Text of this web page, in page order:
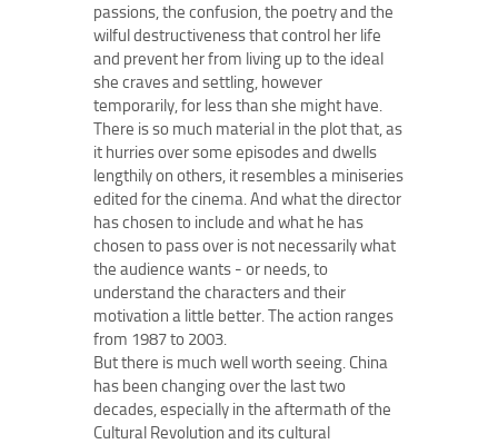
passions, the confusion, the poetry and the
wilful destructiveness that control her life
and prevent her from living up to the ideal
she craves and settling, however
temporarily, for less than she might have.
There is so much material in the plot that, as
it hurries over some episodes and dwells
lengthily on others, it resembles a miniseries
edited for the cinema. And what the director
has chosen to include and what he has
chosen to pass over is not necessarily what
the audience wants - or needs, to
understand the characters and their
motivation a little better. The action ranges
from 1987 to 2003.
But there is much well worth seeing. China
has been changing over the last two
decades, especially in the aftermath of the
Cultural Revolution and its cultural